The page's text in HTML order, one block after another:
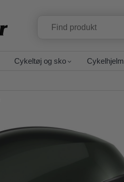
Cykeltøj og sko Cykelhjelm